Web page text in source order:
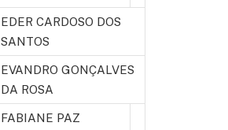
EDER CARDOSO DOS
SANTOS
EVANDRO GONÇALVES
DA ROSA
FABIANE PAZ